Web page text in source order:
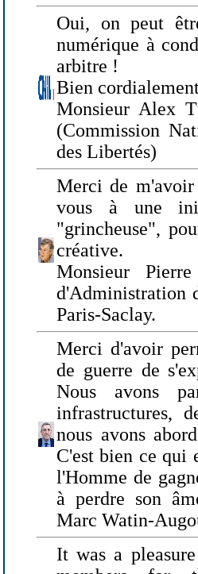
Oui, on peut
numérique à
arbitre !
Bien
Monsieur Alex
(Commission
des Libertés)
Merci de
vous à une
"grincheuse",
créative.
Monsieur
d'Administration
Paris-Saclay.
Merci d'avoir
de guerre de
Nous avons
infrastructures,
nous avons
C'est bien ce qui
l'Homme de
à perdre son
Marc Watin-
It was a